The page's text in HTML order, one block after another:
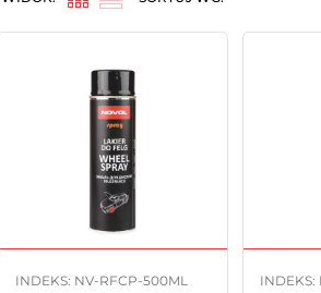
INDEKS: NV-RFCP-500ML